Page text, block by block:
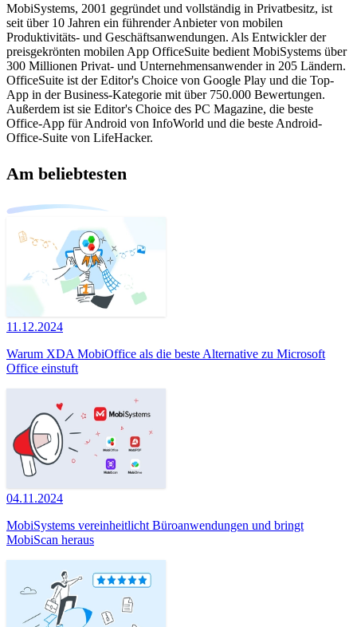
MobiSystems, 2001 gegründet und vollständig in Privatbesitz, ist
seit über 10 Jahren ein führender Anbieter von mobilen
Produktivitäts- und Geschäftsanwendungen. Als Entwickler der
preisgekrönten mobilen App OfficeSuite bedient MobiSystems über
300 Millionen Privat- und Unternehmensanwender in 205 Ländern.
OfficeSuite ist der Editor's Choice von Google Play und die Top-
App in der Business-Kategorie mit über 750.000 Bewertungen.
Außerdem ist sie Editor's Choice des PC Magazine, die beste
Office-App für Android von InfoWorld und die beste Android-
Office-Suite von LifeHacker.
Am beliebtesten
11.12.2024
Warum XDA MobiOffice als die beste Alternative zu Microsoft
Office einstuft
04.11.2024
MobiSystems vereinheitlicht Büroanwendungen und bringt
MobiScan heraus